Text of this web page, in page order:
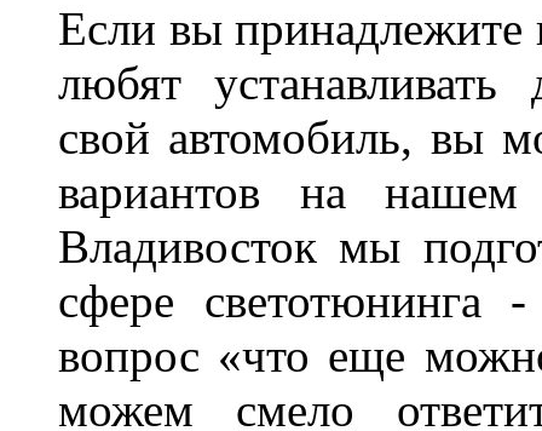
Если вы принадлежите
любят устанавливать
свой автомобиль, вы
вариантов на
Владивосток мы
сфере светотюнинга
вопрос «что еще
можем смело